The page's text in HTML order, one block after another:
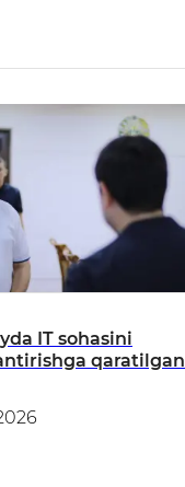
IT sohasini
qaratilgan